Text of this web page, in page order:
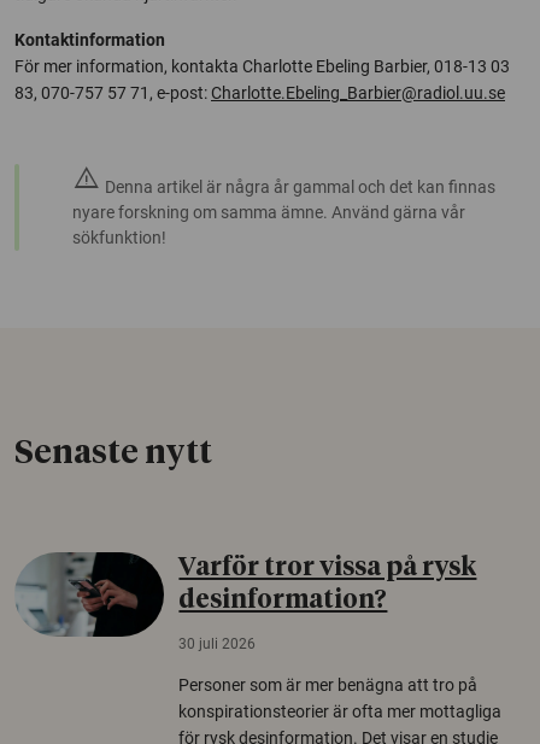
Kontaktinformation
För mer information, kontakta Charlotte Ebeling Barbier, 018-13 03
83, 070-757 57 71, e-post: Charlotte.Ebeling_Barbier@radiol.uu.se
warning Denna artikel är några år gammal och det kan finnas
nyare forskning om samma ämne. Använd gärna vår
sökfunktion!
Senaste nytt
Varför tror vissa på rysk
desinformation?
30 juli 2026
Personer som är mer benägna att tro på
konspirationsteorier är ofta mer mottagliga
för rysk desinformation. Det visar en studie